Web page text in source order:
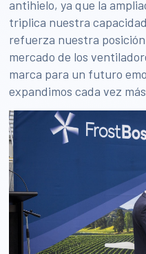
antihielo, ya que la
triplica nuestra
refuerza nuestra
mercado de los
marca para un futuro
expandimos cada vez